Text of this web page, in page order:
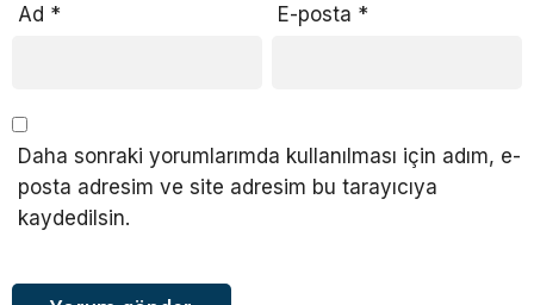
Ad * E-posta *
Daha sonraki yorumlarımda kullanılması için adım, e-
posta adresim ve site adresim bu tarayıcıya
kaydedilsin.